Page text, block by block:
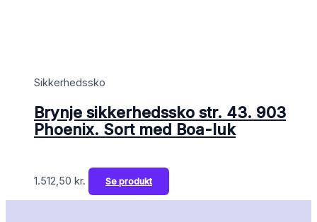
Sikkerhedssko
Brynje sikkerhedssko str. 43. 903
Phoenix. Sort med Boa-luk
1.512,50 kr. Se produkt